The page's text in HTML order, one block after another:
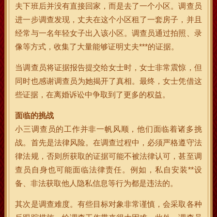
夫下班后并没有直接回家，而是去了一个小区。调查员
进一步调查发现，丈夫在这个小区租了一套房子，并且
经常与一名年轻女子出入该小区。调查员通过拍照、录
像等方式，收集了大量能够证明丈夫***的证据。
当调查员将证据报告提交给女士时，女士非常震惊，但
同时也感谢调查员为她揭开了真相。最终，女士凭借这
些证据，在离婚诉讼中争取到了更多的权益。
面临的挑战
小三调查员的工作并非一帆风顺，他们面临着诸多挑
战。首先是法律风险。在调查过程中，必须严格遵守法
律法规，否则所获取的证据可能不被法律认可，甚至调
查员自身也可能面临法律责任。例如，私自安装**设
备、非法获取他人隐私信息等行为都是违法的。
其次是调查难度。有些目标对象非常谨慎，会采取各种